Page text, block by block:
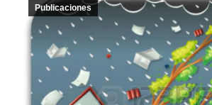
Publicaciones